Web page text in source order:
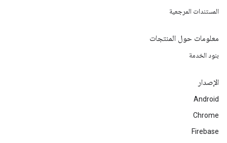
المستندات المرجعية
معلومات حول المنتجات
بنود الخدمة
الإصدار
Android
Chrome
Firebase